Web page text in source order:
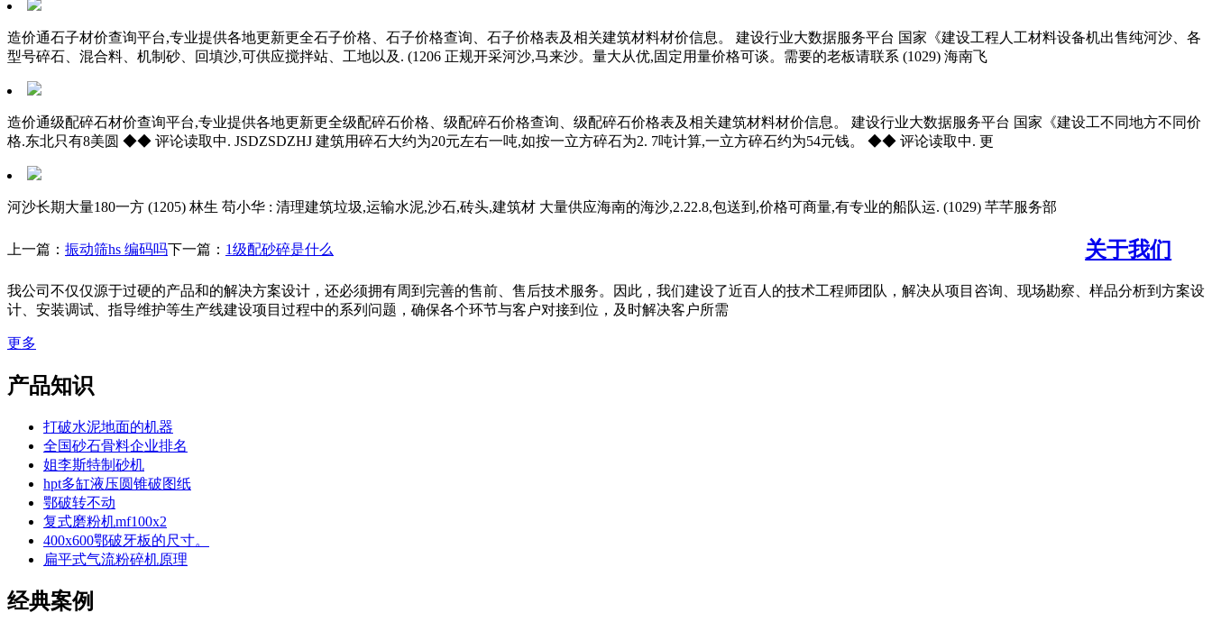
造价通石子材价查询平台,专业提供各地更新更全石子价格、石子价格查询、石子价格表及相关建筑材料材价信息。 建设行业大数据服务平台 国家《建设工程人工材料设备机出售纯河沙、各
型号碎石、混合料、机制砂、回填沙,可供应搅拌站、工地以及. (1206 正规开采河沙,马来沙。量大从优,固定用量价格可谈。需要的老板请联系 (1029) 海南飞
造价通级配碎石材价查询平台,专业提供各地更新更全级配碎石价格、级配碎石价格查询、级配碎石价格表及相关建筑材料材价信息。 建设行业大数据服务平台 国家《建设工不同地方不同价
格.东北只有8美圆 ◆◆ 评论读取中. JSDZSDZHJ 建筑用碎石大约为20元左右一吨,如按一立方碎石为2. 7吨计算,一立方碎石约为54元钱。 ◆◆ 评论读取中. 更
河沙长期大量180一方 (1205) 林生 苟小华 : 清理建筑垃圾,运输水泥,沙石,砖头,建筑材 大量供应海南的海沙,2.22.8,包送到,价格可商量,有专业的船队运. (1029) 芊芊服务部
上一篇： 振动筛hs 编码吗下一篇： 1级配砂碎是什么 关于我们
我公司不仅仅源于过硬的产品和的解决方案设计，还必须拥有周到完善的售前、售后技术服务。因此，我们建设了近百人的技术工程师团队，解决从项目咨询、现场勘察、样品分析到方案设
计、安装调试、指导维护等生产线建设项目过程中的系列问题，确保各个环节与客户对接到位，及时解决客户所需
更多
产品知识
打破水泥地面的机器
全国砂石骨料企业排名
姐李斯特制砂机
hpt多缸液压圆锥破图纸
鄂破转不动
复式磨粉机mf100x2
400x600鄂破牙板的尺寸。
扁平式气流粉碎机原理
经典案例